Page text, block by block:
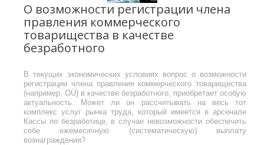
О возможности регистрации члена
правления коммерческого
товарищества в качестве
безработного
В текущих экономических условиях вопрос о возможности
регистрации члена правления коммерческого товарищества
(например, OÜ) в качестве безработного, приобретает особую
актуальность. Может ли он рассчитывать на весь тот
комплекс услуг рынка труда, который имеется в арсенале
Кассы по безработице, в случае невозможности обеспечить
себе ежемесячную (систематическую) выплату
вознаграждения?